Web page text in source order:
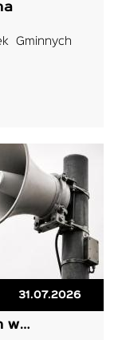
Gminnych
31.07.2026
w…